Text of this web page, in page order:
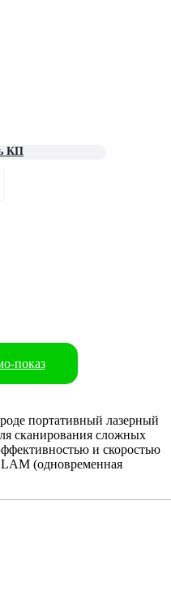
КП
показ
портативный лазерный
сканирования сложных
и скоростью
(одновременная